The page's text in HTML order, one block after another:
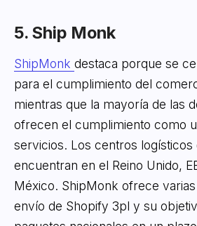
5. Ship Monk
ShipMonk destaca porque se
para el cumplimiento del
mientras que la mayoría de las
ofrecen el cumplimiento como
servicios. Los centros logísticos
encuentran en el Reino Unido,
México. ShipMonk ofrece
envío de Shopify 3pl y su